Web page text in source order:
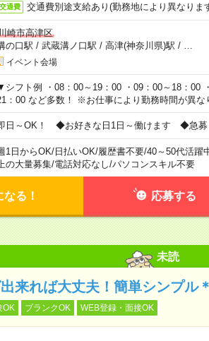
交通費 交通費別途支給あり(勤務地により異なりま
崎市高津区
の口駅 / 武蔵溝ノ口駅 / 高津(神奈川県)駅 /
イベント会場
シフト例 ・08：00～19：00 ・09：00～18：00
：00 など多数！ ※お仕事により勤務時間が異な
日～OK！ ◆お好きな日1日～働けます ◆急募
1日からOK/日払いOK/履歴書不要/40～50代活躍
上の大量募集/電話対応なし/パソコンスキル不要
なる！ 応募する
未読
来れば大丈夫！簡単シンプル
OK ブランクOK WEB登録・面接OK